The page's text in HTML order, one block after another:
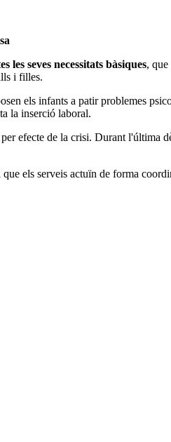
les seves necessitats bàsiques,
i filles.
els infants a patir problemes
la inserció laboral.
efecte de la crisi. Durant
els serveis actuïn de forma